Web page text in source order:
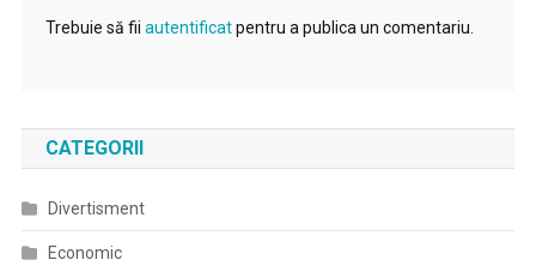
Trebuie să fii autentificatpentru a publica un comentariu.
CATEGORII
Divertisment
Economic